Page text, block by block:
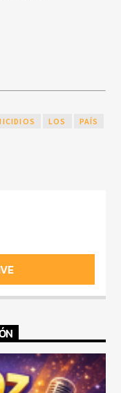
LOS PAÍS